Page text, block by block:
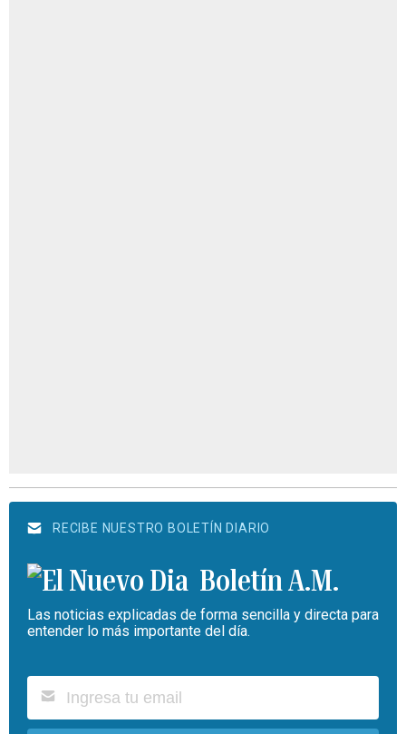
RECIBE NUESTRO BOLETÍN DIARIO
Boletín A.M.
Las noticias explicadas de forma sencilla y directa para
entender lo más importante del día.